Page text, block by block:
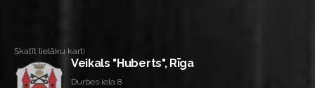
Skatīt lielāku karti
Veikals "Huberts", Rīga
Durbes iela 8